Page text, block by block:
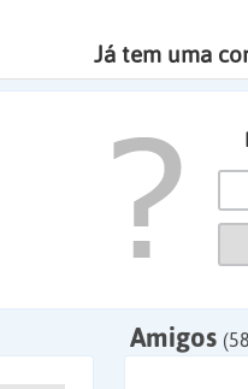
Já tem uma
Amigos